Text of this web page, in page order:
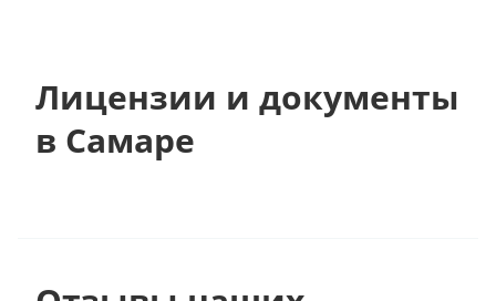
Лицензии и документы
в Самаре